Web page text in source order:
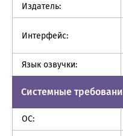
Издатель:
Интерфейс:
Язык озвучки:
Системные
ОС: